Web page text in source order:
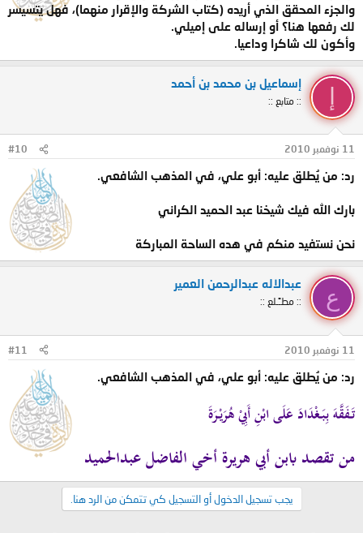
والجزء المحقق الذي أريده (كتاب الشركة والإقرار منهما)، فهل يتسيسر
لك رفعها هنا؟ أو إرساله على إميلي.
وأكون لك شاكرا وداعيا.
إسماعيل بن محمد بن أحمد
:: متابع ::
11 نوفمبر 2010 #10
رد: من يُطلق عليه: أبو علي، في المذهب الشافعي.
بارك الله فيك شيخنا عبد الحميد الكراني
نحن نستفيد منكم في هده الساحة المباركة
ع
عبدالاله عبدالرحمن العمير
:: مطـًـلع ::
11 نوفمبر 2010 #11
رد: من يُطلق عليه: أبو علي، في المذهب الشافعي.
تَفَقَّهَ بِبَغْدَادَ عَلَى ابْنِ أَبِيْ هُرَيْرَةَ
من تقصد بابن أبي هريرة أخي الفاضل عبدالحميد
يجب تسجيل الدخول أو التسجيل كي تتمكن من الرد هنا.